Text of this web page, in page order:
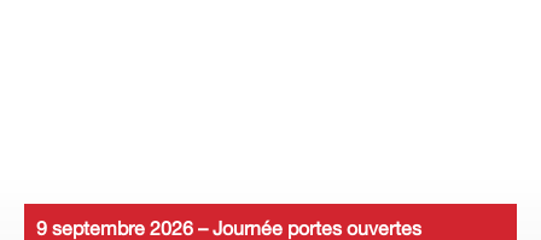
9 septembre 2026 – Journée portes ouvertes